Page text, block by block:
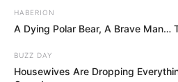
HABERION
A Dying Polar Bear, A Brave Man…
BUZZ DAY
Housewives Are Dropping